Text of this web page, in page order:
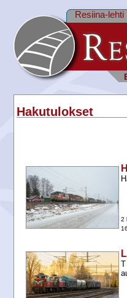
Resiina-lehti
Hakutulokset
2